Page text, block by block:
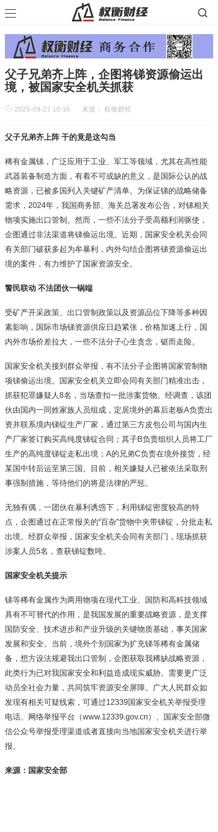
父子兄弟齐上阵，企图将锑资源偷运出
境，被国家安全机关抓获
2025-09-27 10:16 来源： 权衡财经
父子兄弟齐上阵 干的竟是这勾当
稀有金属锑，广泛应用于工业、军工等领域，尤其在高性能
武器装备制造方面，有着不可或缺的意义，是国际公认的战
略资源，已被多国列入关键矿产清单。为保证锑的战略储备
需求，2024年，我国商务部、海关总署发布公告，对锑相关
物项实施出口管制。然而，一些不法分子受高额利润驱使，
企图通过非法渠道将锑偷运出境。近期，国家安全机关会同
有关部门破获多起为牟暴利，内外勾结企图将锑资源偷运出
境的案件，有力维护了国家资源安全。
警民联动 不法团伙一锅端
受矿产开采政策、出口管制政策以及资源品位下降等多种因
素影响，国际市场锑资源供应日趋紧张，价格加速上行，国
内外市场价差拉大，一些不法分子心生贪念，铤而走险。
国家安全机关接到群众举报，有不法分子企图将国家管制物
项锑偷运出境。国家安全机关立即会同有关部门精准出击，
抓获犯罪嫌疑人8名，当场查扣一批涉案货物。经调查，该团
伙由国内一同姓家族人员组成，定居境外的幕后老板A负责出
资并联系境内锑锭生产厂家，通过第三方皮包公司与国内生
产厂家签订购买高纯度锑锭合同；其子B负责组织人员将工厂
生产的高纯度锑锭走私出境；A的兄弟C负责在境外接货，经
某国中转后运至第三国。目前，相关嫌疑人已被依法采取刑
事强制措施，等待他们的将是法律的严惩。
无独有偶，一团伙在暴利诱惑下，利用锑锭密度较高的特
点，企图通过在正常报关的“百杂”货物中夹带锑锭，分批走私
出境。经群众举报，国家安全机关会同有关部门，现场抓获
涉案人员5名，查获锑锭数吨。
国家安全机关提示
锑等稀有金属作为两用物项在现代工业、国防和高科技领域
具有不可替代的作用，是我国发展的重要战略资源，是支撑
国防安全、技术进步和产业升级的关键物质基础，事关国家
发展和安全。当前，境外个别国家为扩充锑等稀有金属储
备，想方设法规避我出口管制，企图获取我稀缺战略资源，
此类行为已对我国家安全和利益造成现实威胁。需要更广泛
动员全社会力量，共同筑牢资源安全屏障。广大人民群众如
发现有相关可疑线索，可通过12339国家安全机关举报受理
电话、网络举报平台（www.12339.gov.cn）、国家安全部微
信公众号举报受理渠道或者直接向当地国家安全机关进行举
报。
来源：国家安全部